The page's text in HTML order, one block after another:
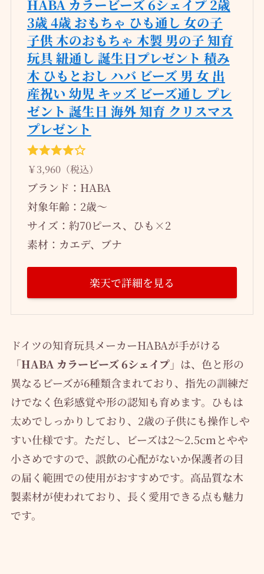
HABA カラービーズ 6シェイプ 2歳
3歳 4歳 おもちゃ ひも通し 女の子
子供 木のおもちゃ 木製 男の子 知育
玩具 紐通し 誕生日プレゼント 積み
木 ひもとおし ハバ ビーズ 男 女 出
産祝い 幼児 キッズ ビーズ通し プレ
ゼント 誕生日 海外 知育 クリスマス
プレゼント
￥3,960（税込）
ブランド：HABA
対象年齢：2歳～
サイズ：約70ピース、ひも×2
素材：カエデ、ブナ
楽天で詳細を見る
ドイツの知育玩具メーカーHABAが手がける
「HABA カラービーズ 6シェイプ」 は、色と形の
異なるビーズが6種類含まれており、指先の訓練だ
けでなく色彩感覚や形の認知も育めます。ひもは
太めでしっかりしており、2歳の子供にも操作しや
すい仕様です。ただし、ビーズは2〜2.5cmとやや
小さめですので、誤飲の心配がないか保護者の目
の届く範囲での使用がおすすめです。高品質な木
製素材が使われており、長く愛用できる点も魅力
です。